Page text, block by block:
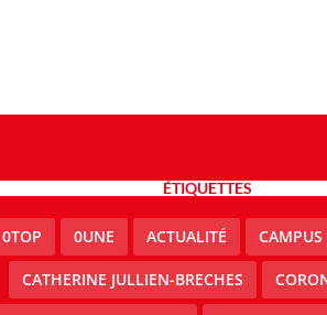
ÉTIQUETTES
0TOP 0UNE ACTUALITÉ CAMPUS
CATHERINE JULLIEN-BRECHES